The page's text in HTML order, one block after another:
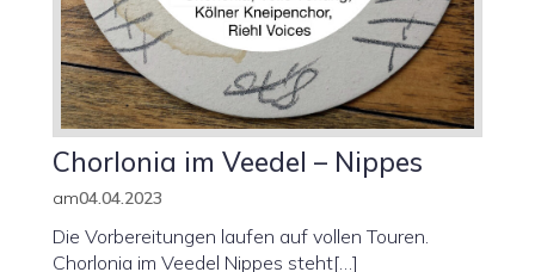
Chorlonia im Veedel – Nippes
am04.04.2023
Die Vorbereitungen laufen auf vollen Touren.
Chorlonia im Veedel Nippes steht[…]